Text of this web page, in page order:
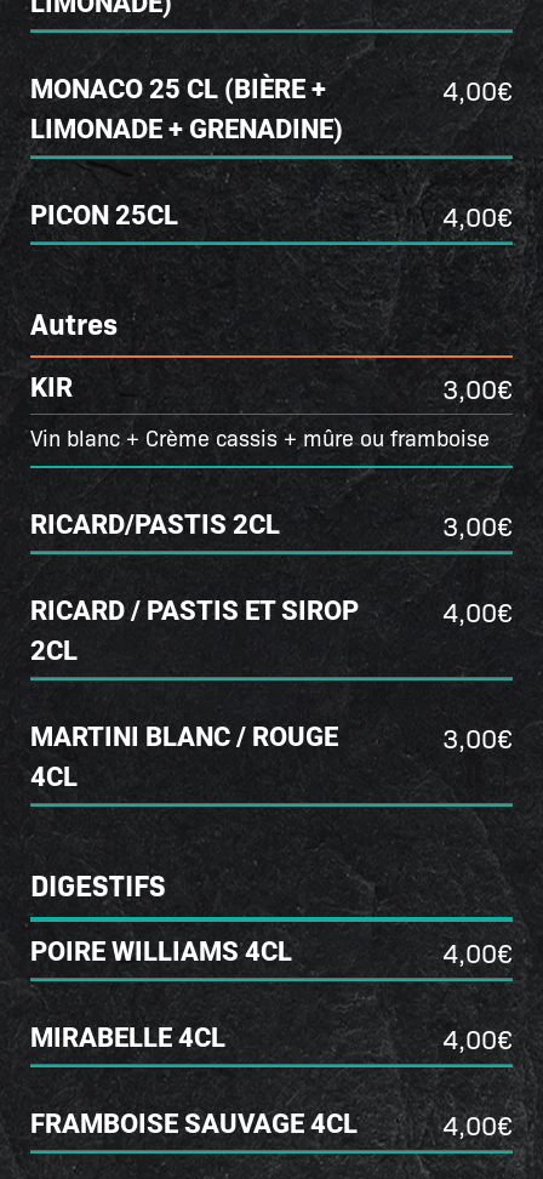
MONACO 25 CL (BIÈRE +
LIMONADE + GRENADINE)
4,00€
PICON 25CL 4,00€
Autres
KIR 3,00€
Vin blanc + Crème cassis + mûre ou framboise
RICARD/PASTIS 2CL 3,00€
RICARD / PASTIS ET SIROP
2CL
4,00€
MARTINI BLANC / ROUGE
4CL
3,00€
DIGESTIFS
POIRE WILLIAMS 4CL 4,00€
MIRABELLE 4CL 4,00€
FRAMBOISE SAUVAGE 4CL 4,00€